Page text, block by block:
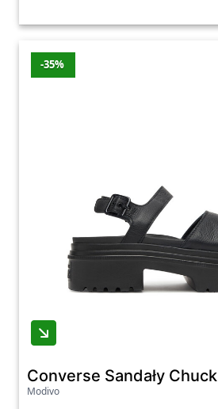
-35%
Converse Sandały
Modivo